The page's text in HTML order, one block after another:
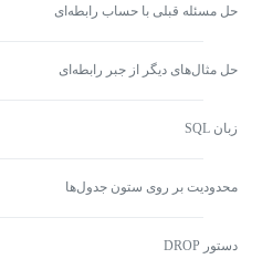
حل مسئله قبلی با حساب رابطه‌ای
حل مثال‌های دیگر از جبر رابطه‌ای
زبان SQL
محدودیت بر روی ستون جدول‌ها
دستور DROP